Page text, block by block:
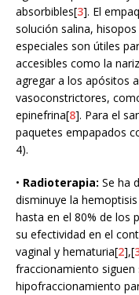
absorbibles[3]. El
solución salina,
especiales son útiles
accesibles como la
agregar a los apósitos
vasoconstrictores,
epinefrina[8]. Para el
paquetes empapados
4).
• Radioterapia: Se ha
disminuye la
hasta en el 80% de los
su efectividad en el
vaginal y hematuria[2],[
fraccionamiento
hipofraccionamiento